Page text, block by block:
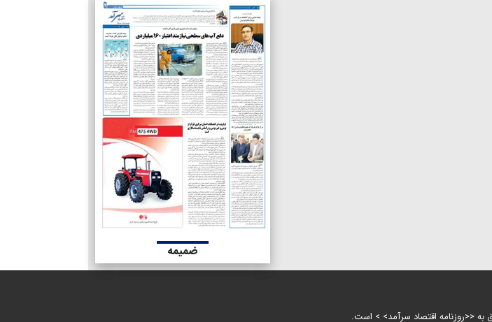
ضمیمه
<<روزنامه اقتصاد سرآمد> > است.